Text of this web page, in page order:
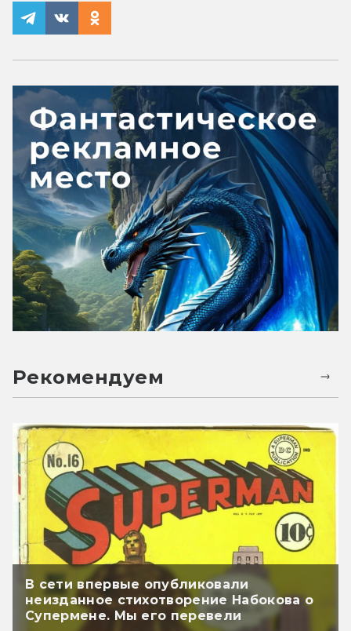
Рекомендуем
В сети впервые опубликовали
неизданное стихотворение Набокова о
Супермене. Мы его перевели